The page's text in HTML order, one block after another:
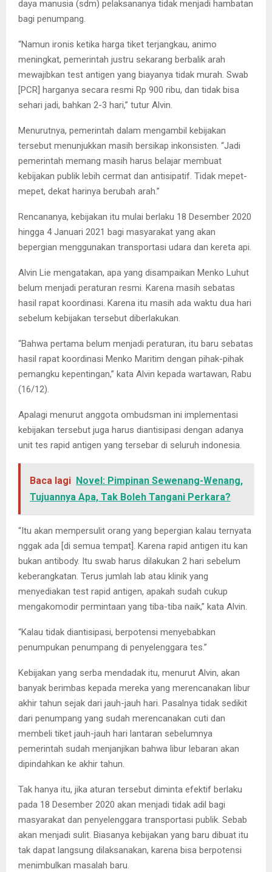
daya manusia (sdm) pelaksananya tidak menjadi hambatan
bagi penumpang.
“Namun ironis ketika harga tiket terjangkau, animo
meningkat, pemerintah justru sekarang berbalik arah
mewajibkan test antigen yang biayanya tidak murah. Swab
[PCR] harganya secara resmi Rp 900 ribu, dan tidak bisa
sehari jadi, bahkan 2-3 hari,” tutur Alvin.
Menurutnya, pemerintah dalam mengambil kebijakan
tersebut menunjukkan masih bersikap inkonsisten. “Jadi
pemerintah memang masih harus belajar membuat
kebijakan publik lebih cermat dan antisipatif. Tidak mepet-
mepet, dekat harinya berubah arah.”
Rencananya, kebijakan itu mulai berlaku 18 Desember 2020
hingga 4 Januari 2021 bagi masyarakat yang akan
bepergian menggunakan transportasi udara dan kereta api.
Alvin Lie mengatakan, apa yang disampaikan Menko Luhut
belum menjadi peraturan resmi. Karena masih sebatas
hasil rapat koordinasi. Karena itu masih ada waktu dua hari
sebelum kebijakan tersebut diberlakukan.
“Bahwa pertama belum menjadi peraturan, itu baru sebatas
hasil rapat koordinasi Menko Maritim dengan pihak-pihak
pemangku kepentingan,” kata Alvin kepada wartawan, Rabu
(16/12).
Apalagi menurut anggota ombudsman ini implementasi
kebijakan tersebut juga harus diantisipasi dengan adanya
unit tes rapid antigen yang tersebar di seluruh indonesia.
Baca lagi Novel: Pimpinan Sewenang-Wenang,
Tujuannya Apa, Tak Boleh Tangani Perkara?
“Itu akan mempersulit orang yang bepergian kalau ternyata
nggak ada [di semua tempat]. Karena rapid antigen itu kan
bukan antibody. Itu swab harus dilakukan 2 hari sebelum
keberangkatan. Terus jumlah lab atau klinik yang
menyediakan test rapid antigen, apakah sudah cukup
mengakomodir permintaan yang tiba-tiba naik,” kata Alvin.
“Kalau tidak diantisipasi, berpotensi menyebabkan
penumpukan penumpang di penyelenggara tes.”
Kebijakan yang serba mendadak itu, menurut Alvin, akan
banyak berimbas kepada mereka yang merencanakan libur
akhir tahun sejak dari jauh-jauh hari. Pasalnya tidak sedikit
dari penumpang yang sudah merencanakan cuti dan
membeli tiket jauh-jauh hari lantaran sebelumnya
pemerintah sudah menjanjikan bahwa libur lebaran akan
dipindahkan ke akhir tahun.
Tak hanya itu, jika aturan tersebut diminta efektif berlaku
pada 18 Desember 2020 akan menjadi tidak adil bagi
masyarakat dan penyelenggara transportasi publik. Sebab
akan menjadi sulit. Biasanya kebijakan yang baru dibuat itu
tak dapat langsung dilaksanakan, karena bisa berpotensi
menimbulkan masalah baru.